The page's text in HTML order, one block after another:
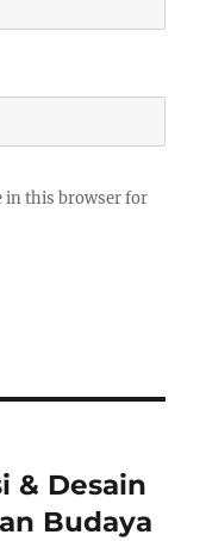
in this browser for
& Desain
Budaya